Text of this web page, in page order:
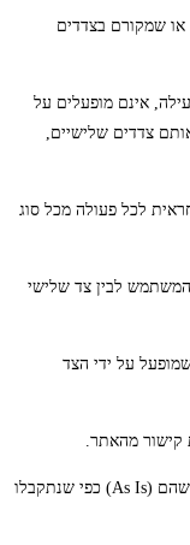
או שמקורם בצדדים
אינם מופעלים על
צדדים שלישיים,
לכל פעולה מכל סוג
לבין צד שלישי
על ידי הצד
קישור מהאתר.
35.תוצאות שירותי החיפוש של האתר מסופקים כמו שהם (As Is) כפי שנתקבלו